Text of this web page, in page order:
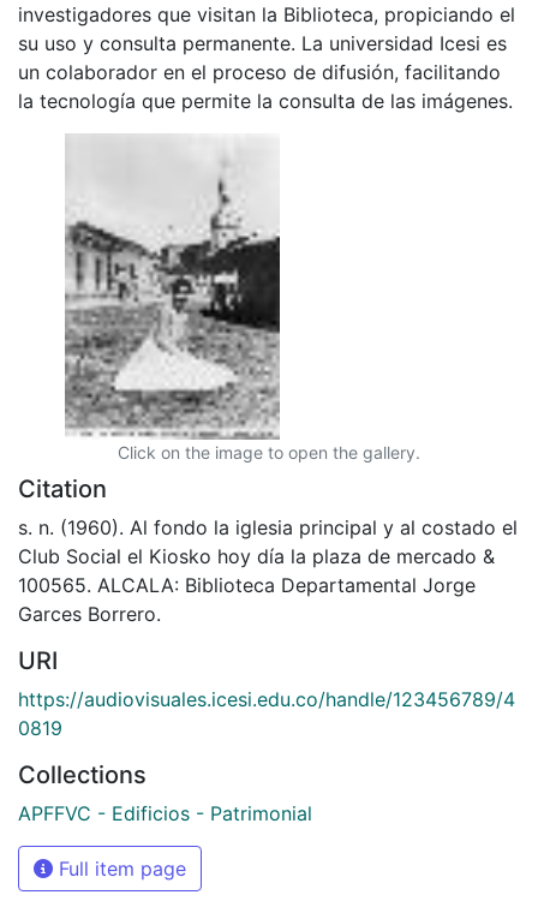
investigadores que visitan la Biblioteca, propiciando el
su uso y consulta permanente. La universidad Icesi es
un colaborador en el proceso de difusión, facilitando
la tecnología que permite la consulta de las imágenes.
Click on the image to open the gallery.
Citation
s. n. (1960). Al fondo la iglesia principal y al costado el
Club Social el Kiosko hoy día la plaza de mercado &
100565. ALCALA: Biblioteca Departamental Jorge
Garces Borrero.
URI
https://audiovisuales.icesi.edu.co/handle/123456789/4
0819
Collections
APFFVC - Edificios - Patrimonial
Full item page